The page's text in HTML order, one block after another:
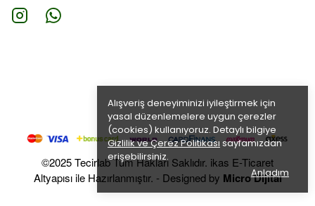
Alışveriş deneyiminizi iyileştirmek için
yasal düzenlemelere uygun çerezler
(cookies) kullanıyoruz. Detaylı bilgiye
Gizlilik ve Çerez Politikası sayfamızdan
erişebilirsiniz.
Anladım
©2025 Tecirlab Tüm Hakları Saklıdır. ikas E-Ticaret
Altyapısı ile Hazırlanmıştır. - Designed by Micro Dijital